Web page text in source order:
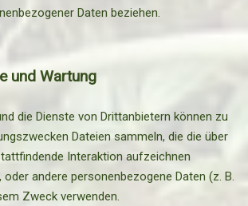
Daten beziehen.
und Wartung
die Dienste von Drittanbietern können zu
Dateien sammeln, die die über
Interaktion aufzeichnen
andere personenbezogene Daten (z. B.
Zweck verwenden.